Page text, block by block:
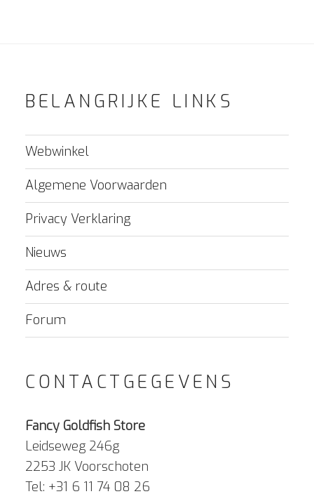
BELANGRIJKE LINKS
Webwinkel
Algemene Voorwaarden
Privacy Verklaring
Nieuws
Adres & route
Forum
CONTACTGEGEVENS
Fancy Goldfish Store
Leidseweg 246g
2253 JK Voorschoten
Tel: +31 6 11 74 08 26